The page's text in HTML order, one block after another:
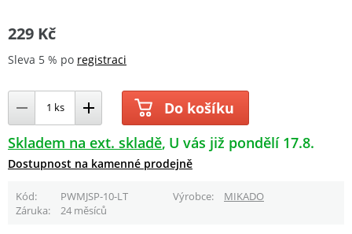
229 Kč
Sleva 5 % po registraci
Do košíku
Skladem na ext. skladě U vás již pondělí 17.8.
Dostupnost na kamenné prodejně
Kód PWMJSP-10-LT Výrobce
MIKADO
Záruka
24 měsíců